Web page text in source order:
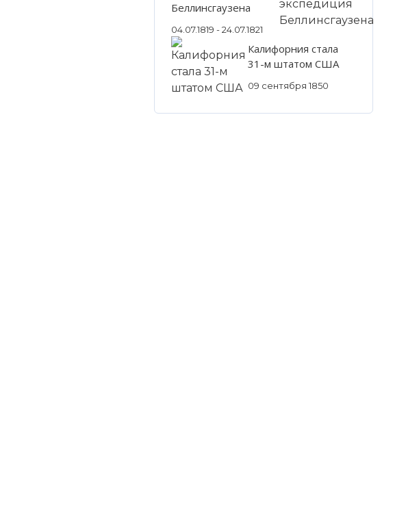
Беллинсгаузена
04.07.1819 - 24.07.1821
Калифорния стала
31-м штатом США
09 сентября 1850